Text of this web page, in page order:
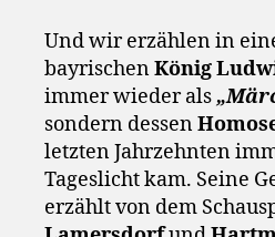
Und wir erzählen in
bayrischenKönig
immer wieder als
sondern dessen
letzten Jahrzehnten
Tageslicht kam. Seine
erzählt von dem